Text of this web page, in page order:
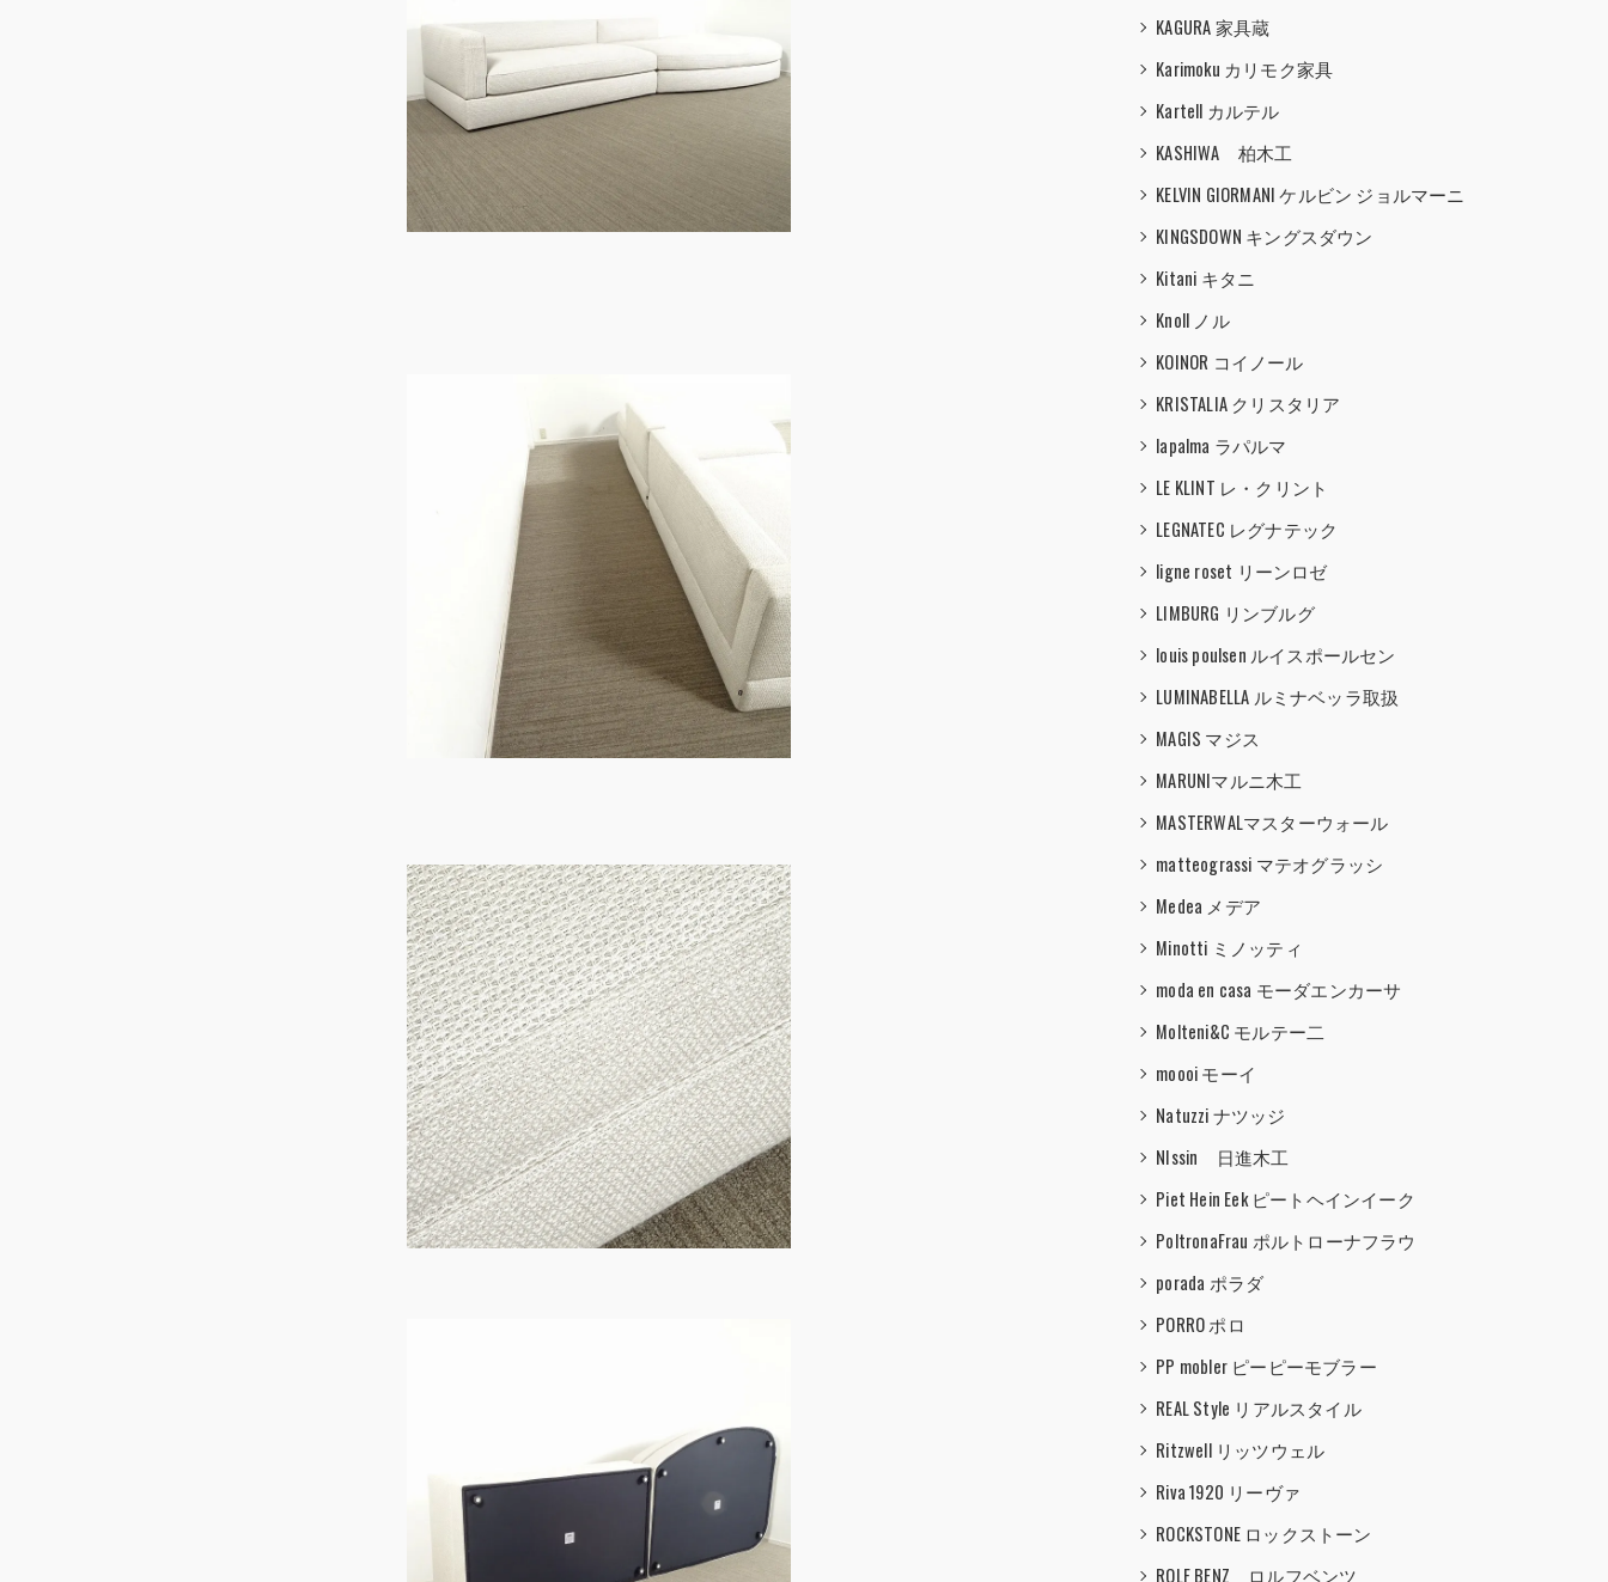
KAGURA 家具蔵
Karimoku カリモク家具
Kartell カルテル
KASHIWA 柏木工
KELVIN GIORMANI ケルビン ジョルマーニ
KINGSDOWN キングスダウン
Kitani キタニ
Knoll ノル
KOINOR コイノール
KRISTALIA クリスタリア
lapalma ラパルマ
LE KLINT レ・クリント
LEGNATEC レグナテック
ligne roset リーンロゼ
LIMBURG リンブルグ
louis poulsen ルイスポールセン
LUMINABELLA ルミナベッラ取扱
MAGIS マジス
MARUNIマルニ木工
MASTERWALマスターウォール
matteograssi マテオグラッシ
Medea メデア
Minotti ミノッティ
moda en casa モーダエンカーサ
Molteni&C モルテー二
moooi モーイ
Natuzzi ナツッジ
NIssin 日進木工
Piet Hein Eek ピートヘインイーク
PoltronaFrau ポルトローナフラウ
porada ポラダ
PORRO ポロ
PP mobler ピーピーモブラー
REAL Style リアルスタイル
Ritzwell リッツウェル
Riva 1920 リーヴァ
ROCKSTONE ロックストーン
ROLF BENZ ロルフベンツ